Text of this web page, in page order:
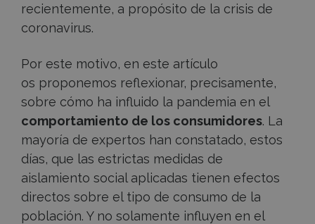
recientemente, a propósito de la crisis de
coronavirus.
Por este motivo, en este artículo
os proponemos reflexionar, precisamente,
sobre cómo ha influido la pandemia en el
comportamiento de los consumidores. La
mayoría de expertos han constatado, estos
días, que las estrictas medidas de
aislamiento social aplicadas tienen efectos
directos sobre el tipo de consumo de la
población. Y no solamente influyen en el